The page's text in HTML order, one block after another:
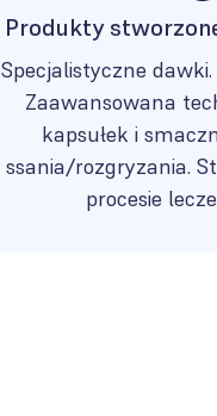
Specjalistyczne
Zaawansowana
kapsułek i
ssania/rozgryzania.
procesie
Produkty